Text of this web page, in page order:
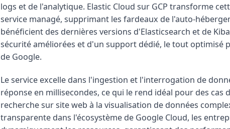
logs et de l'analytique. Elastic Cloud sur GCP transforme
service managé, supprimant les fardeaux de l'auto-
bénéficient des dernières versions d'Elasticsearch et de
sécurité améliorées et d'un support dédié, le tout optimisé
de Google.
Le service excelle dans l'ingestion et l'interrogation de
réponse en millisecondes, ce qui le rend idéal pour des cas
recherche sur site web à la visualisation de données
transparente dans l'écosystème de Google Cloud, les